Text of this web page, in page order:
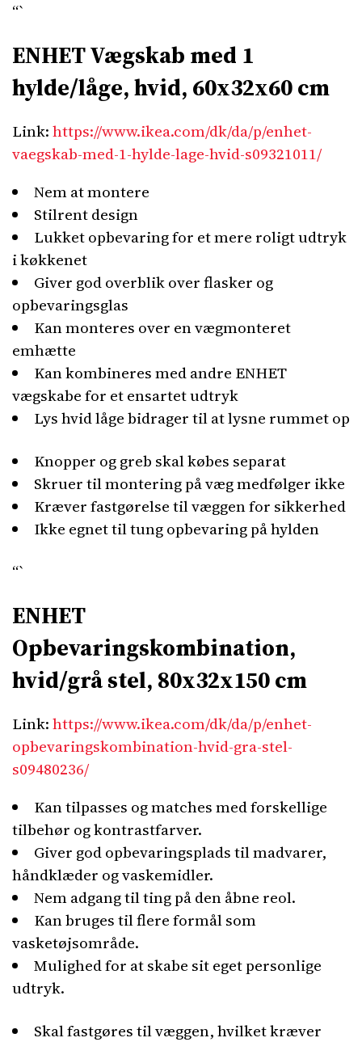
“`
ENHET Vægskab med 1
hylde/låge, hvid, 60x32x60 cm
Link:https://www.ikea.com/dk/da/p/enhet-
vaegskab-med-1-hylde-lage-hvid-s09321011/
Nem at montere
Stilrent design
Lukket opbevaring for et mere roligt udtryk
i køkkenet
Giver god overblik over flasker og
opbevaringsglas
Kan monteres over en vægmonteret
emhætte
Kan kombineres med andre ENHET
vægskabe for et ensartet udtryk
Lys hvid låge bidrager til at lysne rummet op
Knopper og greb skal købes separat
Skruer til montering på væg medfølger ikke
Kræver fastgørelse til væggen for sikkerhed
Ikke egnet til tung opbevaring på hylden
“`
ENHET
Opbevaringskombination,
hvid/grå stel, 80x32x150 cm
Link:https://www.ikea.com/dk/da/p/enhet-
opbevaringskombination-hvid-gra-stel-
s09480236/
Kan tilpasses og matches med forskellige
tilbehør og kontrastfarver.
Giver god opbevaringsplads til madvarer,
håndklæder og vaskemidler.
Nem adgang til ting på den åbne reol.
Kan bruges til flere formål som
vasketøjsområde.
Mulighed for at skabe sit eget personlige
udtryk.
Skal fastgøres til væggen, hvilket kræver